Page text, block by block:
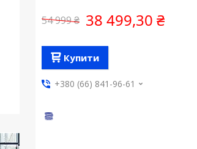
54 999 ₴ 38 499,30 ₴
Купити
+380 (66) 841-96-61